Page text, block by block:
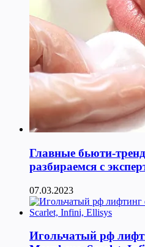
Главные бьюти-
разбираемся с
07.03.2023
Игольчатый рф